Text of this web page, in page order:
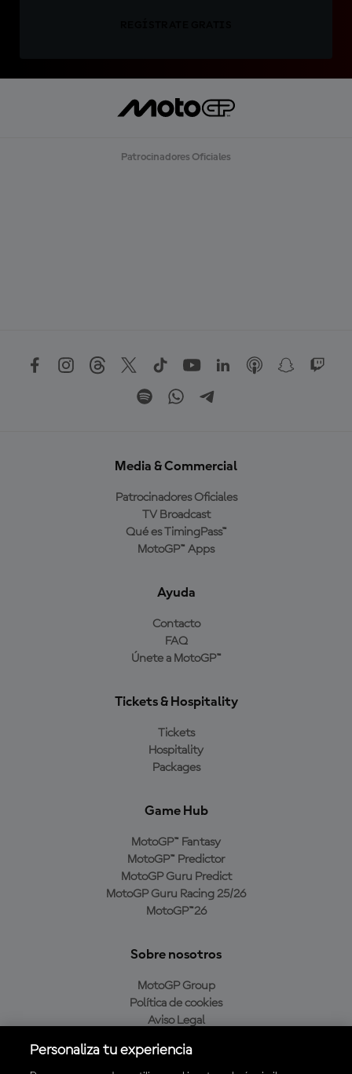
Patrocinadores Oficiales
Media & Commercial
Patrocinadores Oficiales
TV Broadcast
Qué es TimingPass™
MotoGP™ Apps
Ayuda
Contacto
FAQ
Únete a MotoGP™
Tickets & Hospitality
Tickets
Hospitality
Packages
Game Hub
MotoGP™ Fantasy
MotoGP™ Predictor
MotoGP Guru Predict
MotoGP Guru Racing 25/26
MotoGP™26
Sobre nosotros
MotoGP Group
Política de cookies
Aviso Legal
Política de compra
Personaliza tu experiencia